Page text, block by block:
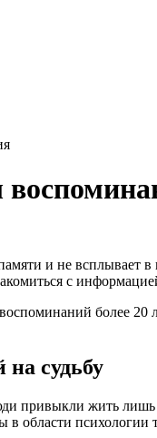
и не всплывает
с
более 20
судьбу
привыкли жить
в области